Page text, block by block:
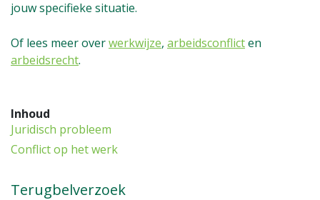
jouw specifieke situatie.
Of lees meer overwerkwijze, arbeidsconflicten
arbeidsrecht.
Inhoud
Juridisch probleem
Conflict op het werk
Terugbelverzoek